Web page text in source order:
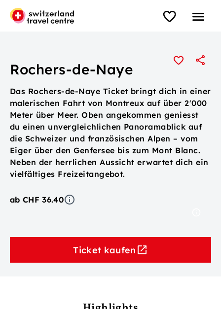
Rochers-de-Naye
Das Rochers-de-Naye Ticket bringt dich in einer
malerischen Fahrt von Montreux auf über 2'000
Meter über Meer. Oben angekommen geniesst
du einen unvergleichlichen Panoramablick auf
die Schweizer und französischen Alpen – vom
Eiger über den Genfersee bis zum Mont Blanc.
Neben der herrlichen Aussicht erwartet dich ein
vielfältiges Freizeitangebot.
ab CHF 36.40
Ticket kaufen